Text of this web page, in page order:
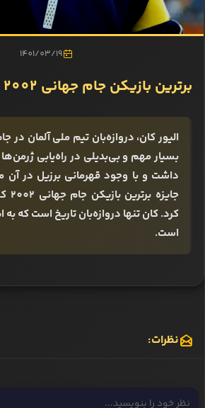
1401/03/19
برترین بازیکن جام جهانی 2002
بسیار مهم و بی‌بدیلی در راه‌یابی
داشت و با وجود قهرمانی برزیل در آن
کرد. کان تنها دروازه‌بان تاریخ است که
است.
نظرات: